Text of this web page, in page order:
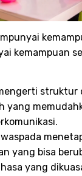
kemampuan
struktur
yang
yang bisa
yang